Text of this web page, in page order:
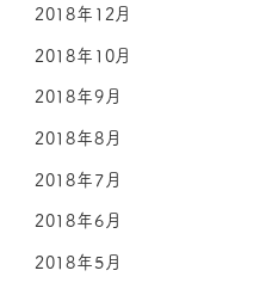
2018年12月
2018年10月
2018年9月
2018年8月
2018年7月
2018年6月
2018年5月